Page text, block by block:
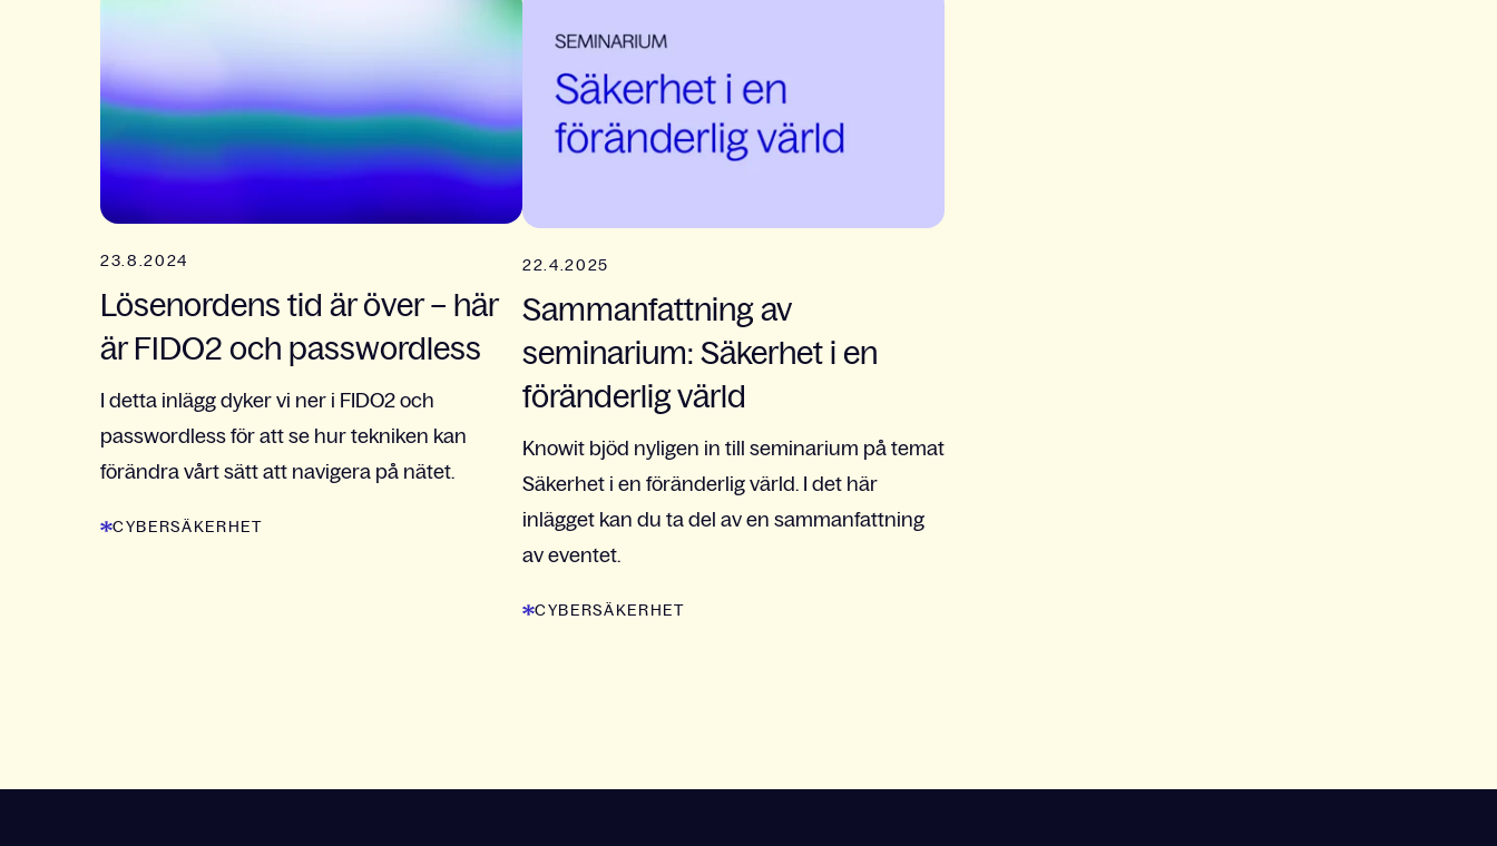
23.8.2024
Lösenordens tid är över – här
är FIDO2 och passwordless
I detta inlägg dyker vi ner i FIDO2 och
passwordless för att se hur tekniken kan
förändra vårt sätt att navigera på nätet.
CYBERSÄKERHET
22.4.2025
Sammanfattning av
seminarium: Säkerhet i en
föränderlig värld
Knowit bjöd nyligen in till seminarium på temat
Säkerhet i en föränderlig värld. I det här
inlägget kan du ta del av en sammanfattning
av eventet.
CYBERSÄKERHET